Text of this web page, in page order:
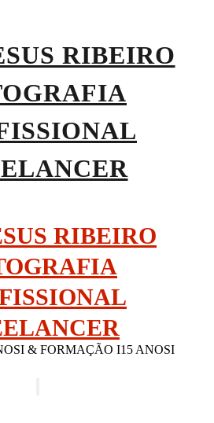
RIBEIRO
& FORMAÇÃO I15 ANOSI